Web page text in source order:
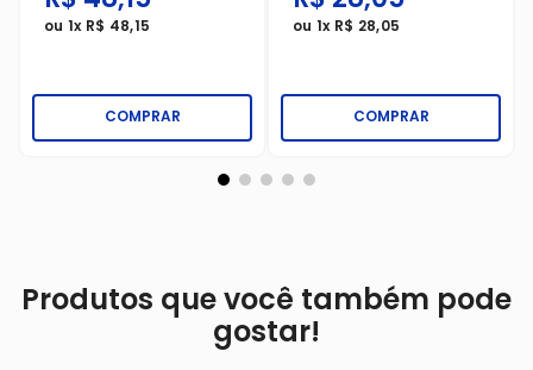
ou 1x R$ 48,15
COMPRAR
ou 1x R$ 28,05
COMPRAR
Produtos que você também pode
gostar!